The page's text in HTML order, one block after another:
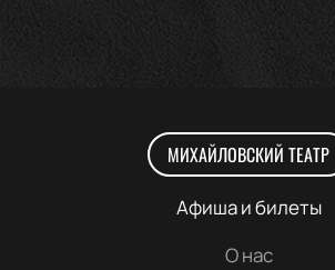
МИХАЙЛОВСКИЙ ТЕАТР
Афиша и билеты
О нас